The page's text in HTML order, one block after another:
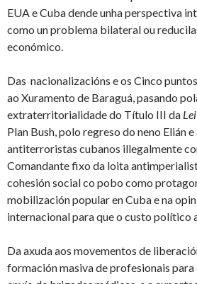
EUA e Cuba dende unha perspectiva
como un problema bilateral ou
económico.
Das nacionalizacións e os Cinco
ao Xuramento de Baraguá, pasando
extraterritorialidade do Título III da
Plan Bush, polo regreso do neno Elián
antiterroristas cubanos illegalmente
Comandante fixo da loita
cohesión social co pobo como
mobilización popular en Cuba e na
internacional para que o custo político
Da axuda aos movementos de
formación masiva de profesionais